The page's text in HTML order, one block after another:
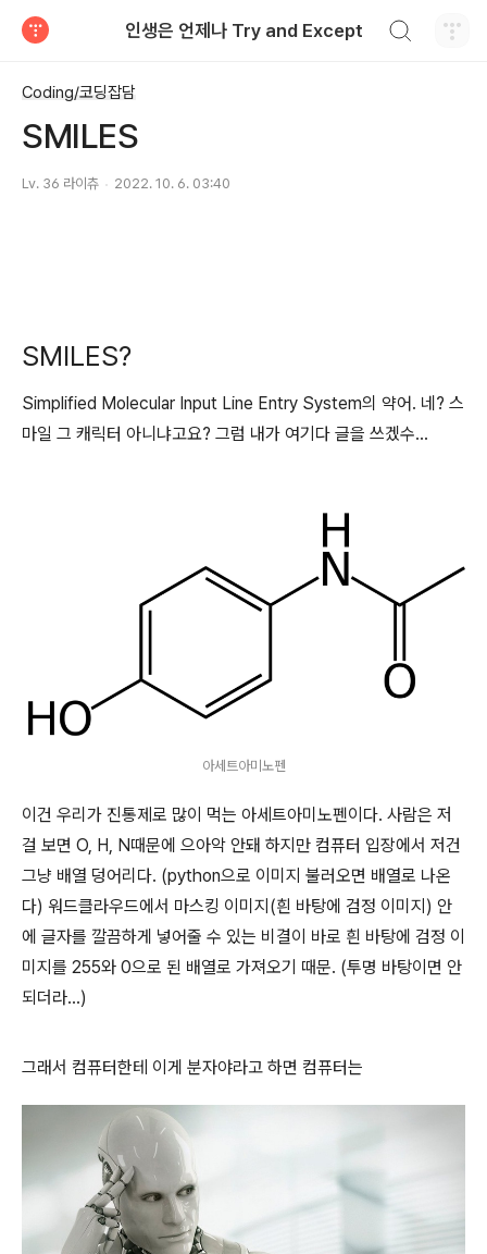
인생은 언제나 Try and Except
Coding/코딩잡담
SMILES
Lv. 36 라이츄 2022. 10. 6. 03:40
SMILES?
Simplified Molecular Input Line Entry System의 약어. 네? 스
마일 그 캐릭터 아니냐고요? 그럼 내가 여기다 글을 쓰겠수...
아세트아미노펜
이건 우리가 진통제로 많이 먹는 아세트아미노펜이다. 사람은 저
걸 보면 O, H, N때문에 으아악 안돼 하지만 컴퓨터 입장에서 저건
그냥 배열 덩어리다. (python으로 이미지 불러오면 배열로 나온
다) 워드클라우드에서 마스킹 이미지(흰 바탕에 검정 이미지) 안
에 글자를 깔끔하게 넣어줄 수 있는 비결이 바로 흰 바탕에 검정 이
미지를 255와 0으로 된 배열로 가져오기 때문. (투명 바탕이면 안
되더라...)
그래서 컴퓨터한테 이게 분자야라고 하면 컴퓨터는